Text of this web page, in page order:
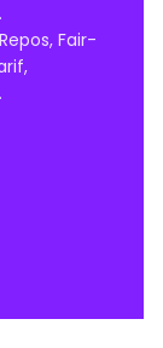
Fair-